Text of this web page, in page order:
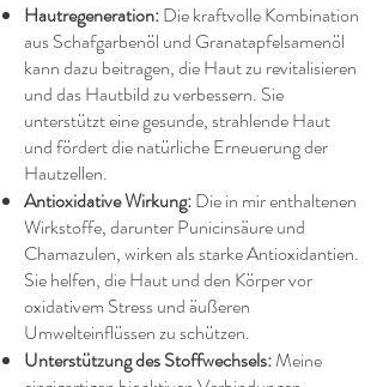
Hautregeneration:Die kraftvolle Kombination
aus Schafgarbenöl und Granatapfelsamenöl
kann dazu beitragen, die Haut zu revitalisieren
und das Hautbild zu verbessern. Sie
unterstützt eine gesunde, strahlende Haut
und fördert die natürliche Erneuerung der
Hautzellen.
Antioxidative Wirkung:Die in mir enthaltenen
Wirkstoffe, darunter Punicinsäure und
Chamazulen, wirken als starke Antioxidantien.
Sie helfen, die Haut und den Körper vor
oxidativem Stress und äußeren
Umwelteinflüssen zu schützen.
Unterstützung des Stoffwechsels:Meine